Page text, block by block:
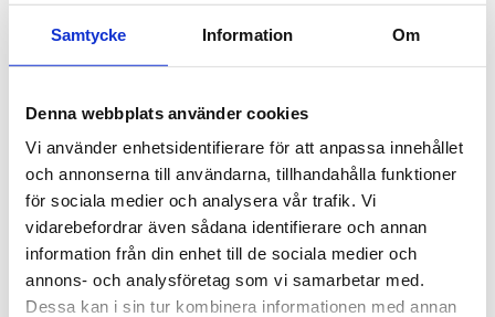
Samtycke Information Om
Denna webbplats använder cookies
Vi använder enhetsidentifierare för att anpassa innehållet
och annonserna till användarna, tillhandahålla funktioner
för sociala medier och analysera vår trafik. Vi
vidarebefordrar även sådana identifierare och annan
information från din enhet till de sociala medier och
annons- och analysföretag som vi samarbetar med.
Dessa kan i sin tur kombinera informationen med annan
senareläggs till 20:05.
Ny tur tillkommer på sträckan Umeå Airport -
Airport.
Tur med avgångstid 23:40 från Umeå Airport ändras till
att avsluta turen vid Vasaplan.
Tur med avgångstid 00:55 från Umeå Airport
tidigareläggs till 00:05.